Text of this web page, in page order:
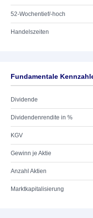
52-Wochentief/-hoch
Handelszeiten
Fundamentale
Dividende
Dividendenrendite in %
KGV
Gewinn je Aktie
Anzahl Aktien
Marktkapitalisierung